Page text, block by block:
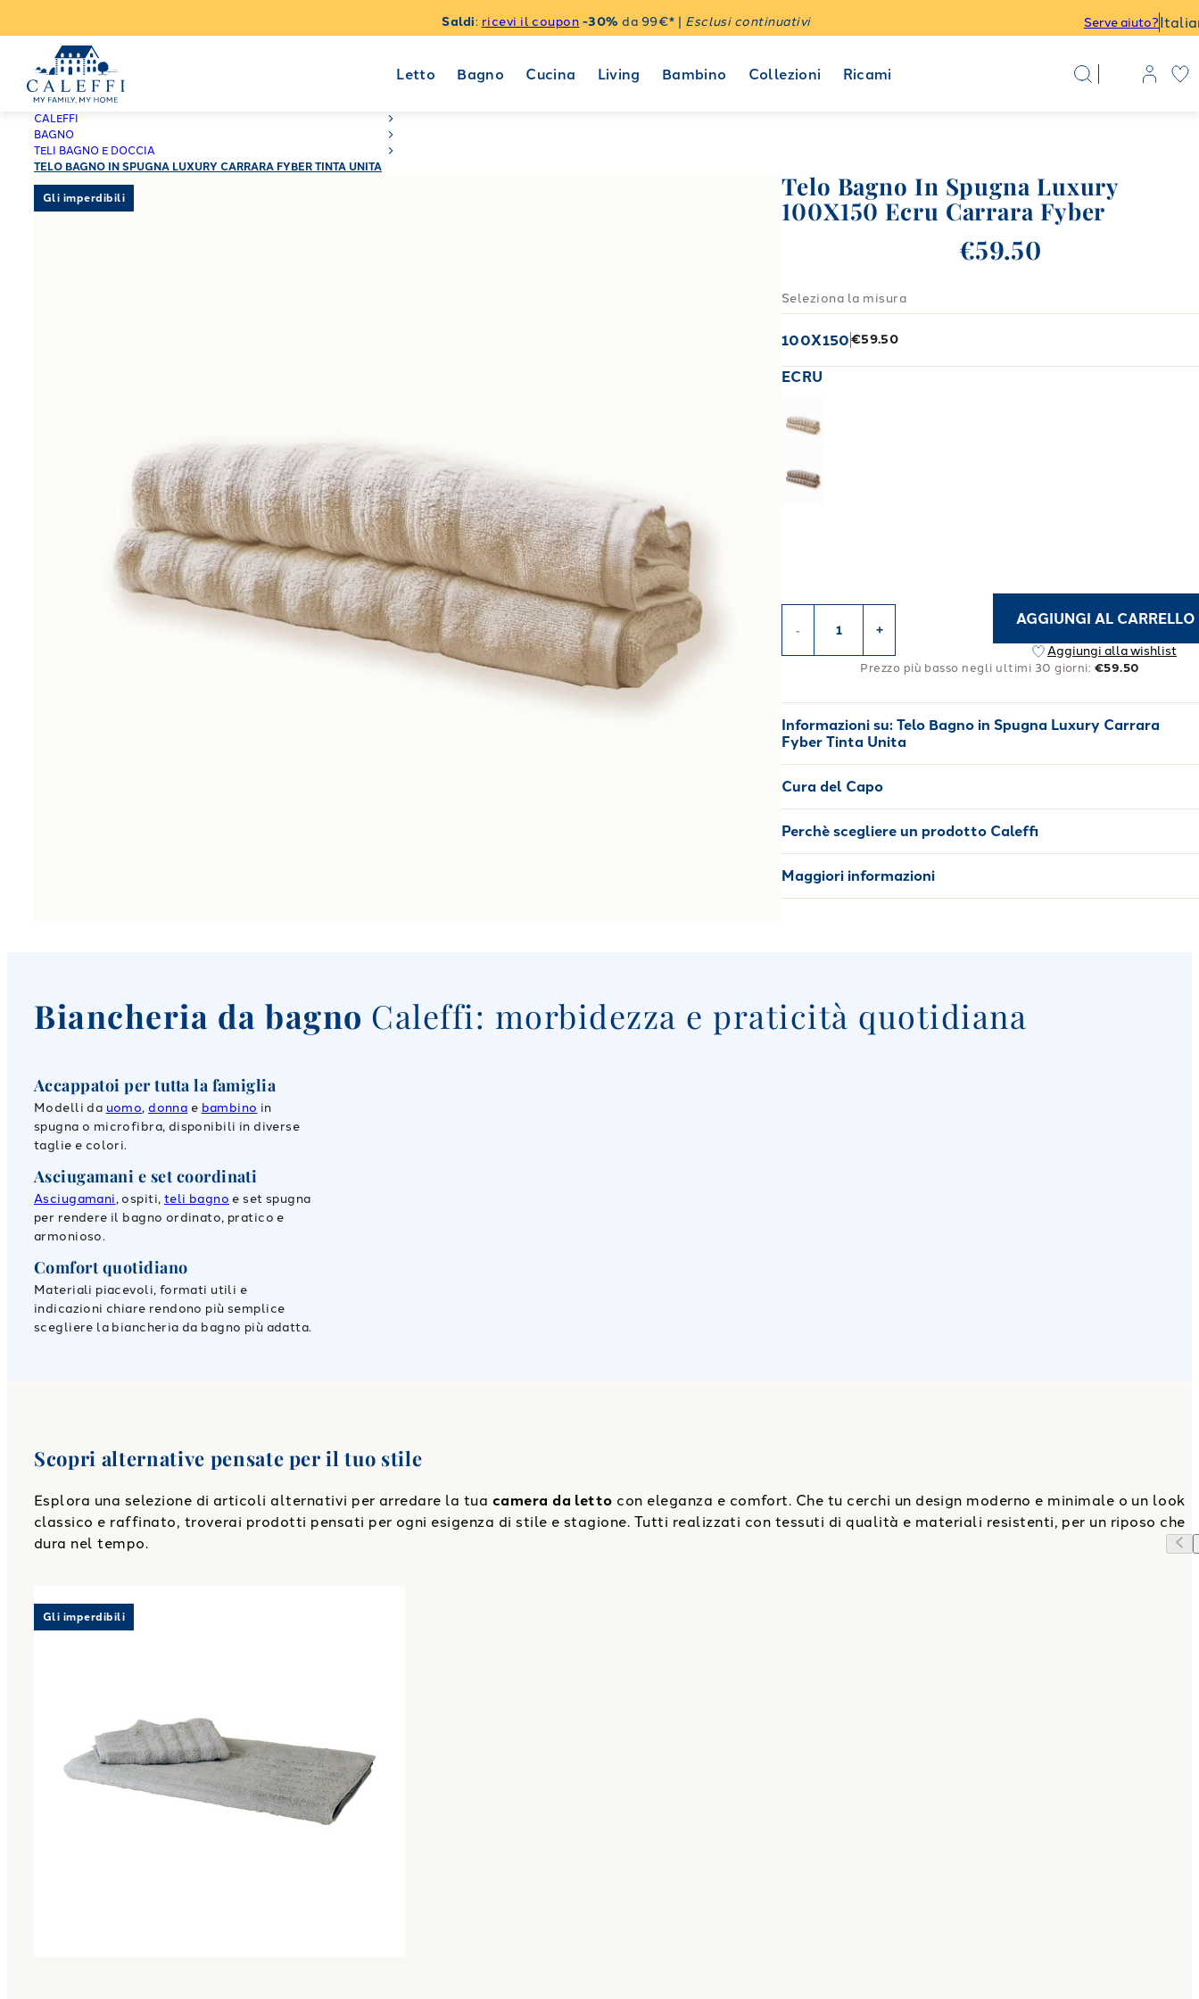
Saldi: ricevi il coupon -30% da 99€* | Esclusi continuativi Serve aiuto?
Letto Bagno Cucina Living Bambino Collezioni Ricami
CALEFFI
BAGNO
TELI BAGNO E DOCCIA
TELO BAGNO IN SPUGNA LUXURY CARRARA FYBER TINTA UNITA
Gli imperdibili
Telo Bagno In Spugna Luxury
100X150 Ecru Carrara Fyber
€59.50
Seleziona la misura
100X150€59.50
ECRU
- +
AGGIUNGI AL CARRELLO
Aggiungi alla wishlist
Prezzo più basso negli ultimi 30 giorni: €59.50
Informazioni su: Telo Bagno in Spugna Luxury Carrara
Fyber Tinta Unita
Cura del Capo
Perchè scegliere un prodotto Caleffi
Maggiori informazioni
Biancheria da bagno Caleffi: morbidezza e praticità quotidiana
Accappatoi per tutta la famiglia
Modelli da uomo,donna e bambino in
spugna o microfibra, disponibili in diverse
taglie e colori.
Asciugamani e set coordinati
Asciugamani, ospiti, teli bagno e set spugna
per rendere il bagno ordinato, pratico e
armonioso.
Comfort quotidiano
Materiali piacevoli, formati utili e
indicazioni chiare rendono più semplice
scegliere la biancheria da bagno più adatta.
Scopri alternative pensate per il tuo stile
Esplora una selezione di articoli alternativi per arredare la tua camera da letto con eleganza e comfort. Che tu cerchi un design moderno e minimale o un look
classico e raffinato, troverai prodotti pensati per ogni esigenza di stile e stagione. Tutti realizzati con tessuti di qualità e materiali resistenti, per un riposo che
dura nel tempo.
Gli imperdibili